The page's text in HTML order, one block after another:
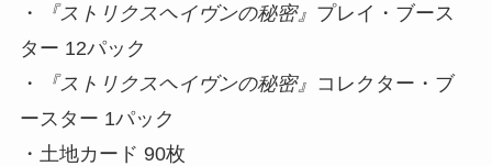
・
『ストリクスヘイヴンの秘密』 プレイ・ブース
ター 12パック
・
『ストリクスヘイヴンの秘密』 コレクター・ブ
ースター 1パック
・土地カード 90枚